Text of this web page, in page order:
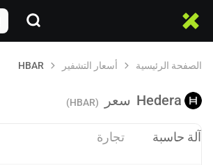
الصفحة الرئيسية أسعار التشفير HBAR
Hedera سعر (HBAR)
آلة حاسبة تجارة